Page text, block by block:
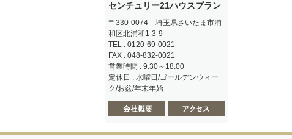
センチュリー21ハウスプラン
〒330-0074 埼玉県さいたま市浦
和区北浦和1-3-9
TEL : 0120-69-0021
FAX : 048-832-0021
営業時間 : 9:30～18:00
定休日 : 水曜日/ゴールデンウィー
ク/お盆/年末年始